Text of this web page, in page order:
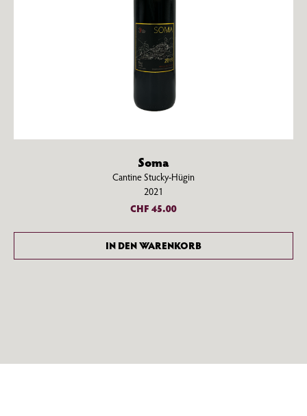
Soma
Cantine Stucky-Hügin
2021
CHF 45.00
IN DEN WARENKORB